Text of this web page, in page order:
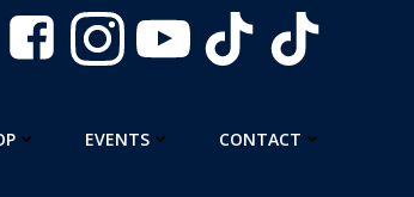
EVENTS CONTACT